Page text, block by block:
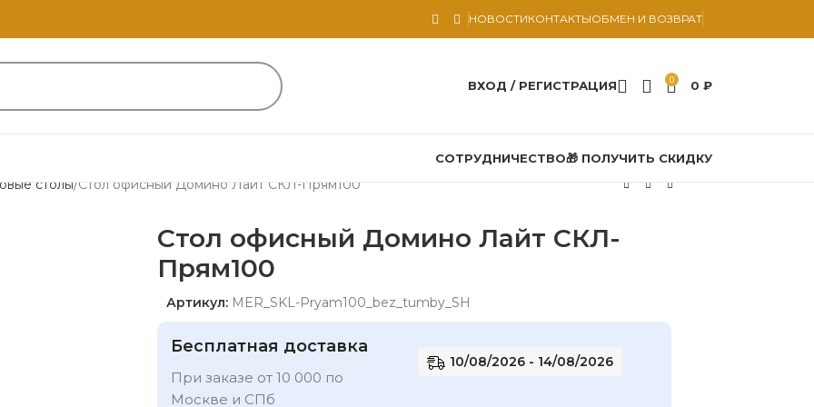
НОВОСТИКОНТАКТЫОБМЕН И ВОЗВРАТ
ВХОД / РЕГИСТРАЦИЯ 0 0 ₽
СОТРУДНИЧЕСТВО🎁 ПОЛУЧИТЬ СКИДКУ
столы Стол офисный Домино Лайт СКЛ-Прям100
Стол офисный Домино Лайт СКЛ-
Прям100
Артикул: MER_SKL-Pryam100_bez_tumby_SH
Бесплатная доставка
При заказе от 10 000 по
Москве и СПб
10/08/2026 - 14/08/2026